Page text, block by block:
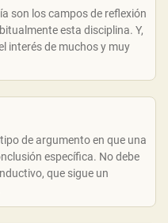
son los campos de reflexión
esta disciplina. Y,
interés de muchos y muy
de argumento en que una
específica. No debe
que sigue un